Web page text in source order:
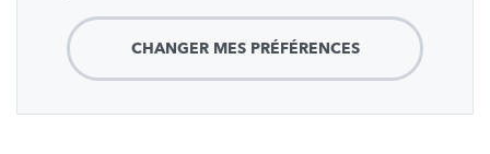
CHANGER MES PRÉFÉRENCES